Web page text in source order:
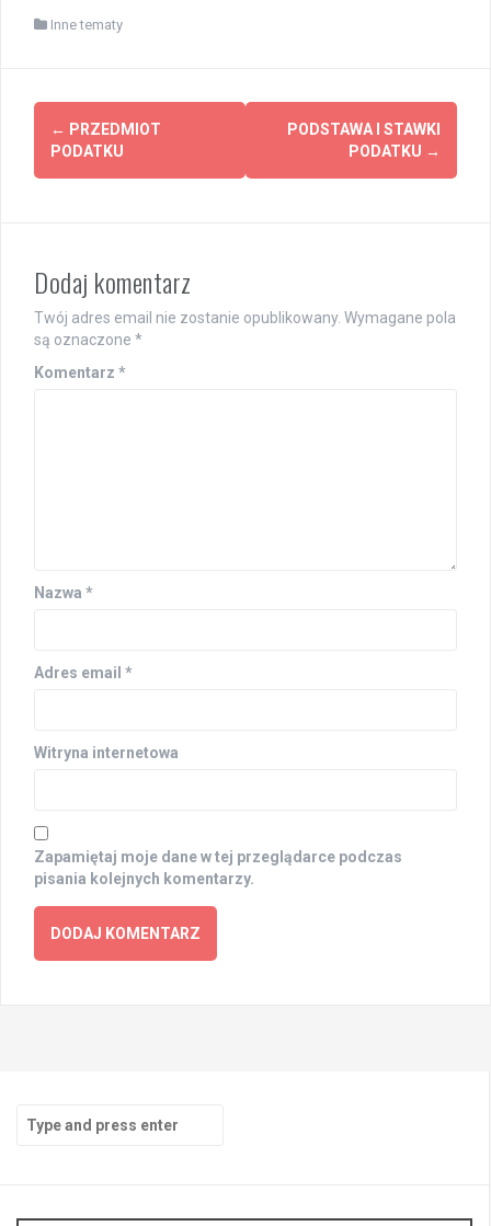
Inne tematy
Post
navigation
← PRZEDMIOT
PODATKU
PODSTAWA I STAWKI
PODATKU →
Dodaj komentarz
Twój adres email nie zostanie opublikowany. Wymagane pola
są oznaczone *
Komentarz *
Nazwa *
Adres email *
Witryna internetowa
Zapamiętaj moje dane w tej przeglądarce podczas
pisania kolejnych komentarzy.
Search
for: